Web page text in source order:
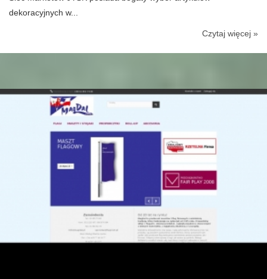
dekoracyjnych w...
Czytaj więcej »